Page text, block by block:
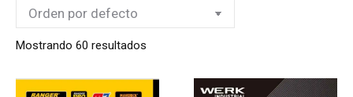
Mostrando 60 resultados